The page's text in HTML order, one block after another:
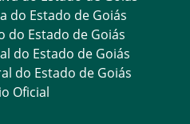
do Estado de Goiás
do Estado de Goiás
do Estado de Goiás
do Estado de Goiás
Oficial